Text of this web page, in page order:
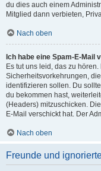
du dies auch einem
Mitglied dann verbieten,
Nach oben
Ich habe eine Spam-E-Mail
Es tut uns leid, das zu
Sicherheitsvorkehrungen,
identifizieren sollen. Du
du bekommen hast,
(Headers) mitzuschicken.
E-Mail verschickt hat. Der
Nach oben
Freunde und